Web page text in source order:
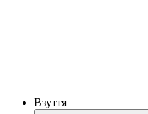
Взуття